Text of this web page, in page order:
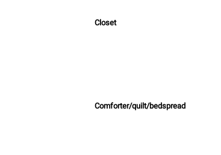
Closet
Comforter/quilt/bedspread